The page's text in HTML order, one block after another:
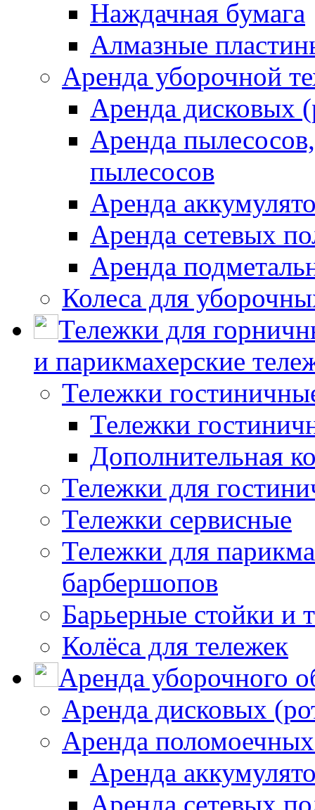
Наждачная бумага
Алмазные
Аренда уборочной
Аренда дисковых
Аренда
пылесосов
Аренда
Аренда сетевых
Аренда
Колеса для
Тележки для
и парикмахерские
Тележки
Тележки
Дополнительная
Тележки для
Тележки сервисные
Тележки для
барбершопов
Барьерные стойки и
Колёса для тележек
Аренда уборочного
Аренда дисковых
Аренда
Аренда
Аренда сетевых